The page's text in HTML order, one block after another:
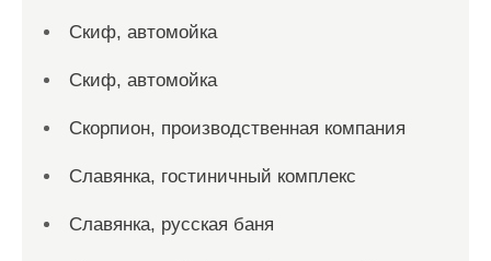
Скиф, автомойка
Скиф, автомойка
Скорпион, производственная компания
Славянка, гостиничный комплекс
Славянка, русская баня